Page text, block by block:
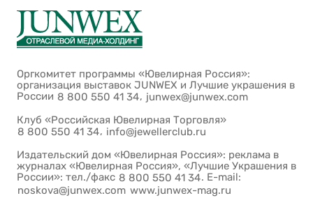
Оргкомитет программы «Ювелирная Россия»:
организация выставок JUNWEX и Лучшие украшения в
России 8 800 550 41 34, junwex@junwex.com
Клуб «Российская Ювелирная Торговля»
8 800 550 41 34, info@jewellerclub.ru
Издательский дом «Ювелирная Россия»: реклама в
журналах «Ювелирная Россия», «Лучшие Украшения в
России»: тел./факс 8 800 550 41 34. E-mail:
noskova@junwex.com www.junwex-mag.ru